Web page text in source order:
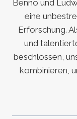
Benno und
eine
Erforschung.
und
beschlossen,
kombinieren,